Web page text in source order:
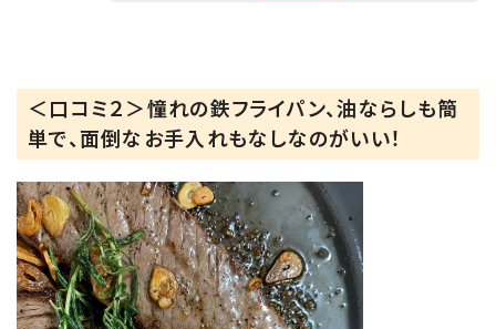
しっかりお手入れし
一生使えるから大事にしなきゃ！
これからたくさん活用させていただきます！
＜口コミ２＞憧れの鉄フライパン、油ならしも簡
単で、面倒なお手入れもなしなのがいい！